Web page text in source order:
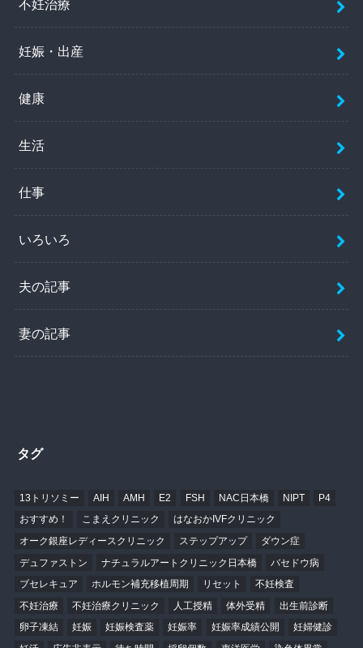
不妊治療
妊娠・出産
健康
生活
仕事
いろいろ
夫の記事
妻の記事
タグ
13トリソミー AIH AMH E2 FSH NAC日本橋 NIPT
P4
おすすめ！
こまえクリニック
はなおかIVFクリニック
オーク銀座レディースクリニック
ステップアップ
ダウン症
デュファストン
ナチュラルアートクリニック日本橋
バセドウ病
ブセレキュア
ホルモン補充移植周期 リセット
不妊検査
不妊治療
不妊治療クリニック 人工授精 体外受精
出生前診断
卵子凍結
妊娠 妊娠検査薬 妊娠率 妊娠率成績公開
妊婦健診